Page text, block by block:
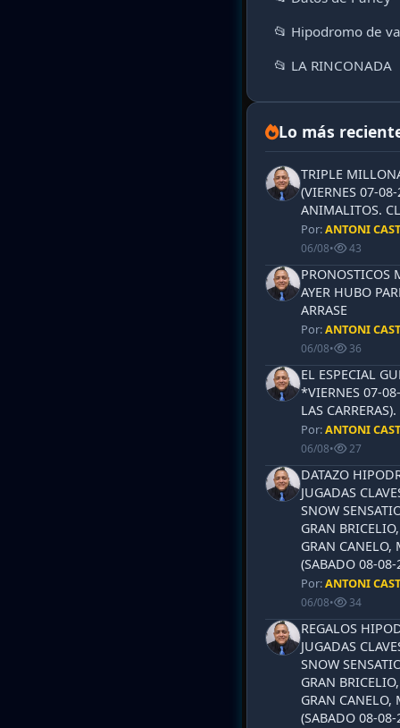
📂 Hipodromo de
📂 LA RINCONADA
Lo más
TRIPLE
(VIERNES 07-
ANIMALITOS.
Por:ANTONI
06/08• 43
PRONOSTICOS
AYER HUBO
ARRASE
Por:ANTONI
06/08• 36
EL ESPECIAL
*VIERNES 07-
LAS
Por:ANTONI
06/08• 27
DATAZO
JUGADAS
SNOW
GRAN
GRAN CANELO,
(SABADO 08-
Por:ANTONI
06/08• 34
REGALOS
JUGADAS
SNOW
GRAN
GRAN CANELO,
(SABADO 08-